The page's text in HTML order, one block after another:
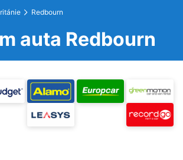
Redbourn
auta Redbourn